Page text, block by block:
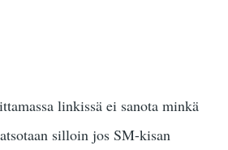
linkissä ei sanota minkä
silloin jos SM-kisan